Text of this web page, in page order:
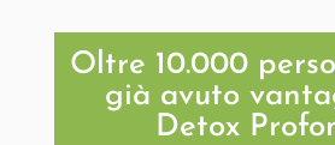
Oltre 10.000
già avuto
Detox